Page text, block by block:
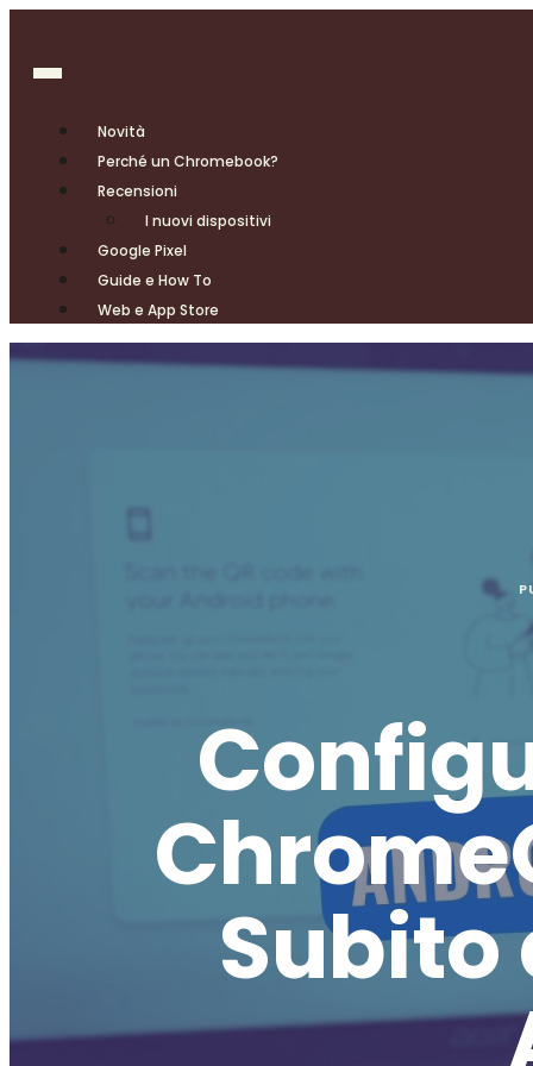
Novità
Perché un Chromebook?
Recensioni
I nuovi dispositivi
Google Pixel
Guide e How To
Web e App Store
Subito